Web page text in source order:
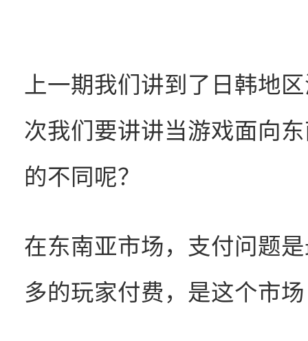
上一期我们讲到了日韩地
次我们要讲讲当游戏面向
的不同呢？
在东南亚市场，支付问题
多的玩家付费，是这个市